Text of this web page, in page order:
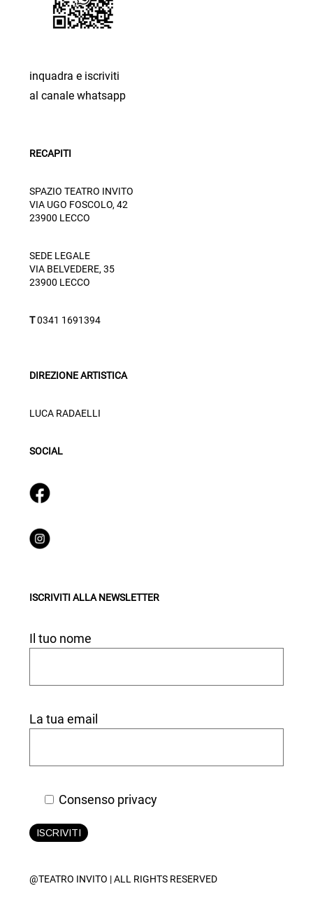
inquadra e iscriviti
al canale whatsapp
RECAPITI
SPAZIO TEATRO INVITO
VIA UGO FOSCOLO, 42
23900 LECCO
SEDE LEGALE
VIA BELVEDERE, 35
23900 LECCO
T0341 1691394
DIREZIONE ARTISTICA
LUCA RADAELLI
SOCIAL
ISCRIVITI ALLA NEWSLETTER
Il tuo nome
La tua email
Consenso privacy
ISCRIVITI
@TEATRO INVITO | ALL RIGHTS RESERVED